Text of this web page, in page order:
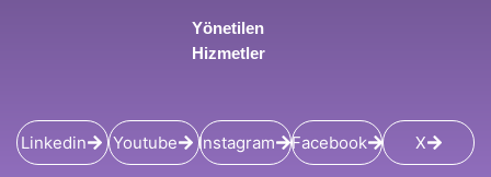
Yönetilen
Hizmetler
Linkedin Youtube Instagram Facebook X